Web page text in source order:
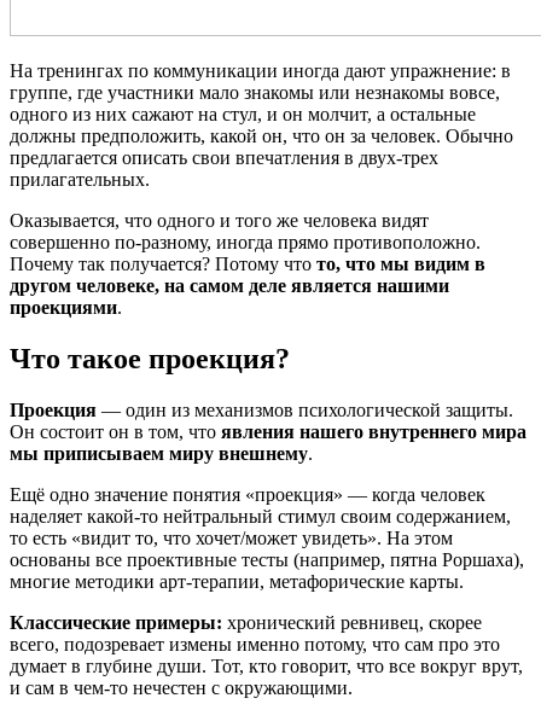
На тренингах по коммуникации иногда дают упражнение: в
группе, где участники мало знакомы или незнакомы вовсе,
одного из них сажают на стул, и он молчит, а остальные
должны предположить, какой он, что он за человек. Обычно
предлагается описать свои впечатления в двух-трех
прилагательных.
Оказывается, что одного и того же человека видят
совершенно по-разному, иногда прямо противоположно.
Почему так получается? Потому что то, что мы видим в
другом человеке, на самом деле является нашими
проекциями.
Что такое проекция?
Проекция — один из механизмов психологической защиты.
Он состоит он в том, что явления нашего внутреннего мира
мы приписываем миру внешнему.
Ещё одно значение понятия «проекция» — когда человек
наделяет какой-то нейтральный стимул своим содержанием,
то есть «видит то, что хочет/может увидеть». На этом
основаны все проективные тесты (например, пятна Роршаха),
многие методики арт-терапии, метафорические карты.
Классические примеры: хронический ревнивец, скорее
всего, подозревает измены именно потому, что сам про это
думает в глубине души. Тот, кто говорит, что все вокруг врут,
и сам в чем-то нечестен с окружающими.